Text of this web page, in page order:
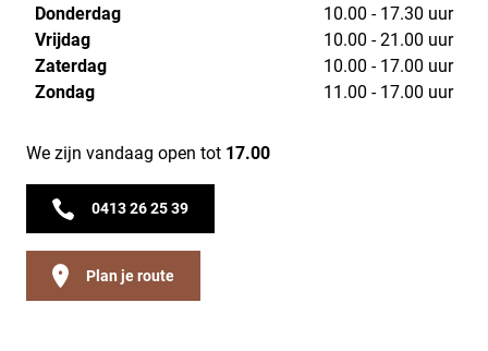
Donderdag
10.00 - 17.30 uur
Vrijdag
10.00 - 21.00 uur
Zaterdag
10.00 - 17.00 uur
Zondag
11.00 - 17.00 uur
We zijn vandaag open tot 17.00
0413 26 25 39
Plan je route